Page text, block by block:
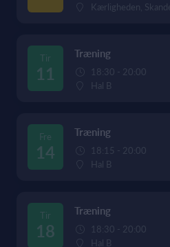
Kærligheden,
Tir
11
Træning
18:30 - 20:00
Hal B
Fre
14
Træning
18:15 - 20:00
Hal B
Tir
18
Træning
18:30 - 20:00
Hal B